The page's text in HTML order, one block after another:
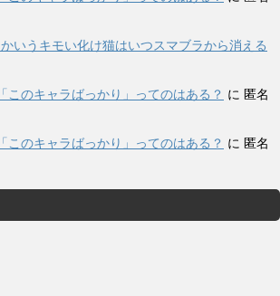
かいうキモい化け猫はいつスマブラから消える
このキャラばっかり」ってのはある？ に 匿名
このキャラばっかり」ってのはある？ に 匿名